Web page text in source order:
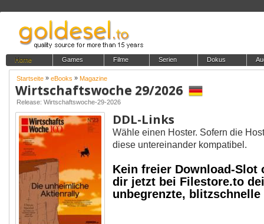
Home Games Filme Serien Dokus
Startseite » eBooks » Magazine
Wirtschaftswoche 29/2026
Release: Wirtschaftswoche-29-2026
DDL-Links
Wähle einen Hoster. Sofern die
diese untereinander kompatibel.
Kein freier Download-Slot
dir jetzt bei Filestore.to
unbegrenzte,